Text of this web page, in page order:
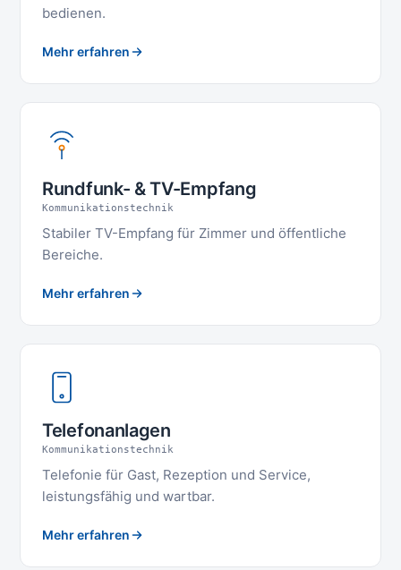
bedienen.
Mehr erfahren
Rundfunk- & TV-Empfang
Kommunikationstechnik
Stabiler TV-Empfang für Zimmer und öffentliche
Bereiche.
Mehr erfahren
Telefonanlagen
Kommunikationstechnik
Telefonie für Gast, Rezeption und Service,
leistungsfähig und wartbar.
Mehr erfahren